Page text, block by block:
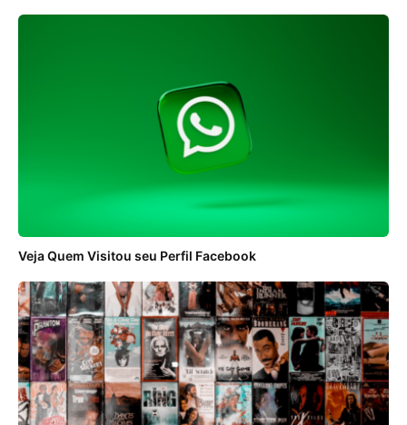
Veja Quem Visitou seu Perfil Facebook